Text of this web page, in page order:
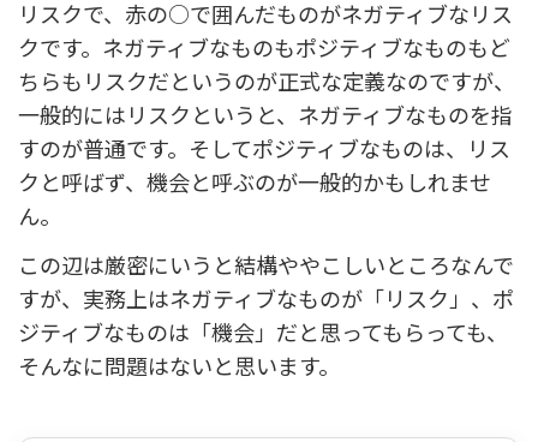
リスクで、赤の○で囲んだものがネガティブなリス
クです。ネガティブなものもポジティブなものもど
ちらもリスクだというのが正式な定義なのですが、
一般的にはリスクというと、ネガティブなものを指
すのが普通です。そしてポジティブなものは、リス
クと呼ばず、機会と呼ぶのが一般的かもしれませ
ん。
この辺は厳密にいうと結構ややこしいところなんで
すが、実務上はネガティブなものが「リスク」、ポ
ジティブなものは「機会」だと思ってもらっても、
そんなに問題はないと思います。